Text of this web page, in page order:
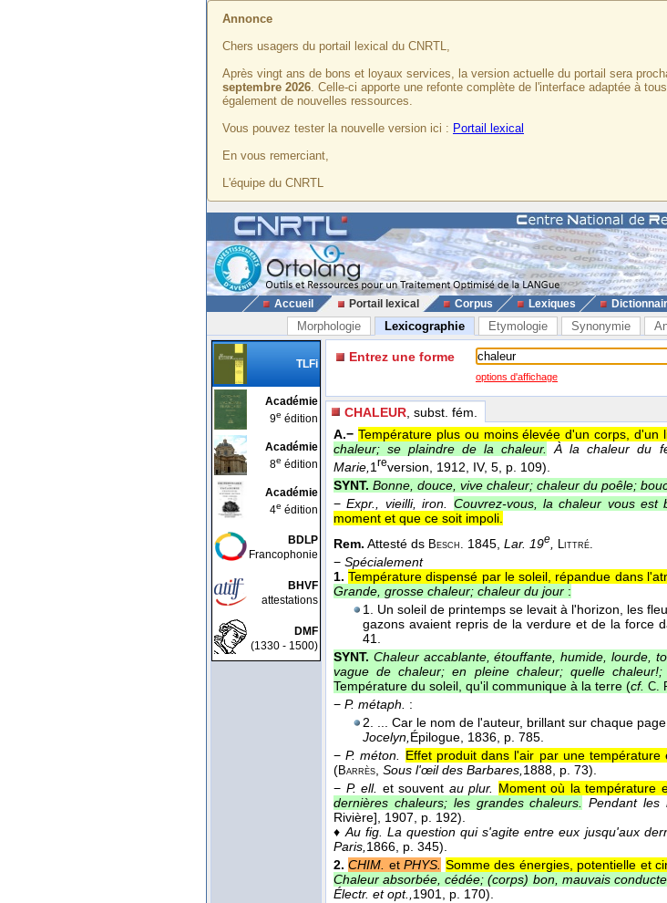
Annonce
Chers usagers du portail lexical du CNRTL,
Après vingt ans de bons et loyaux services, la version actuelle du portail sera
septembre 2026. Celle-ci apporte une refonte complète de l'interface adaptée à
également de nouvelles ressources.
Vous pouvez tester la nouvelle version ici : Portail lexical
En vous remerciant,
L'équipe du CNRTL
Accueil Portail lexical Corpus Lexiques
Morphologie Lexicographie Etymologie Synonymie
TLFi
Académie
9e édition
Académie
8e édition
Académie
4e édition
BDLP
Francophonie
BHVF
attestations
DMF
(1330 - 1500)
Entrez une forme
options d'affichage
CHALEUR , subst. fém.
A.− Température plus ou moins élevée d'un corps, d'un
chaleur; se plaindre de la chaleur.
À la chaleur du
Marie, 1 reversion , 1912 , IV, 5, p. 109).
SYNT. Bonne, douce, vive chaleur; chaleur du poêle;
−Expr., vieilli, iron. Couvrez-vous, la chaleur vous est
moment et que ce soit impoli.
Rem. Attesté ds Besch. 1845, Lar. 19e Littré.
− Spécialement
1. Température dispensé par le soleil, répandue dans
Grande, grosse chaleur; chaleur du jour :
1. Un soleil de printemps se levait à l'horizon, les
gazons avaient repris de la verdure et de la force
41.
SYNT. Chaleur accablante, étouffante, humide, lourde,
vague de chaleur; en pleine chaleur; quelle
Température du soleil, qu'il communique à la terre (cf. C.
− P. métaph.
:
2. ... Car le nom de l'auteur, brillant sur chaque
Jocelyn, Épilogue , 1836 , p. 785.
−P. méton. Effet produit dans l'air par une température
(Barrès Sous l'œil des Barbares, 1888 , p. 73).
− P. ell. et souvent au plur. Moment où la température
dernières chaleurs; les grandes chaleurs.
Pendant les
Rivière] , 1907 , p. 192).
♦Au fig. La question qui s'agite entre eux jusqu'aux
Paris, 1866 , p. 345).
2. CHIM. etPHYS. Somme des énergies, potentielle et
Chaleur absorbée, cédée; (corps) bon, mauvais
Électr. et opt., 1901
, p. 170).